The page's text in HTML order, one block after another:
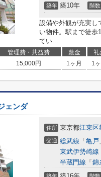
築年 築10年 階数
設備や外観が充実し
い物件。駅まで徒歩
てい...
管理費・共益費 敷金 礼
15,000円 1ヶ月 1
ェンダ
住所 東京都江東区
交通 総武線 「 亀戸
東武伊勢崎線
半蔵門線 「 錦